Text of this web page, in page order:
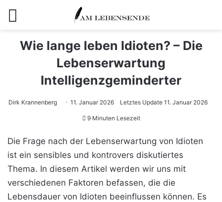
Wie lange leben Idioten? – Die
Lebenserwartung
Intelligenzgeminderter
Dirk Krannenberg 11. Januar 2026 Letztes Update 11. Januar 2026
9 Minuten Lesezeit
Die Frage nach der Lebenserwartung von Idioten
ist ein sensibles und kontrovers diskutiertes
Thema. In diesem Artikel werden wir uns mit
verschiedenen Faktoren befassen, die die
Lebensdauer von Idioten beeinflussen können. Es